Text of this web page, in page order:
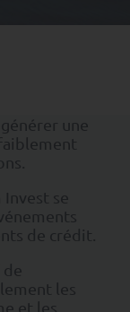
une
Invest se
de crédit.
de
les
et les